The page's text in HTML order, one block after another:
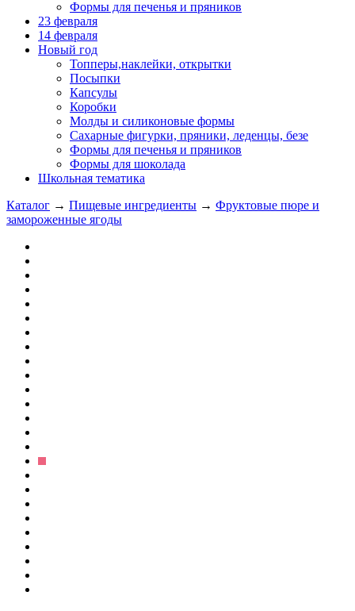
Формы для печенья и пряников
23 февраля
14 февраля
Новый год
Топперы,наклейки, открытки
Посыпки
Капсулы
Коробки
Молды и силиконовые формы
Сахарные фигурки, пряники, леденцы, безе
Формы для печенья и пряников
Формы для шоколада
Школьная тематика
Каталог → Пищевые ингредиенты → Фруктовые пюре и
замороженные ягоды